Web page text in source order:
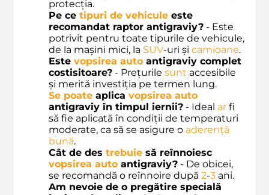
protecția.
Pe ce tipuri de vehicule este
recomandat raptor antigraviy? - Este
potrivit pentru toate tipurile de vehicule,
de la mașini mici, la SUV-uri și camioane.
Este vopsirea auto antigraviy complet
costisitoare? - Prețurile sunt accesibile
și merită investiția pe termen lung.
Se poate aplica vopsirea auto
antigraviy în timpul iernii? - Ideal ar fi
să fie aplicată în condiții de temperaturi
moderate, ca să se asigure o aderență
bună.
Cât de des trebuie să reînnoiesc
vopsirea auto antigraviy? - De obicei,
se recomandă o reînnoire după 2-3 ani.
Am nevoie de o pregătire specială